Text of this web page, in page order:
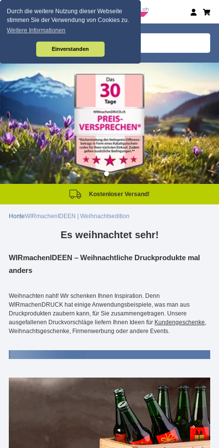
Durch die weitere Nutzung dieser Webseite
stimmen Sie der Verwendung von Cookies zu.
Weitere Informationen
Einverstanden
Kostenloser Versand!
HomeWIRmachenIDEEN | Weihnachtsedition
Es weihnachtet sehr!
WIRmachenIDEEN – Weihnachtliche Druckprodukte mal
anders
Weihnachten naht! Wir schenken Ihnen Inspiration. Denn
WIRmachenDRUCK hat einige Anwendungsbeispiele, was man aus
Druckprodukten zaubern kann, für Sie zusammengetragen. Unsere
ausgefallenen Druckvorschläge liefern Ihnen Ideen für Kundengeschenke,
Weihnachtsgeschenke, Firmenwerbung oder andere Events.